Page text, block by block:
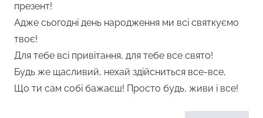
презент!
Адже сьогодні день народження ми всі святкуємо
твоє!
Для тебе всі привітання, для тебе все свято!
Будь же щасливий, нехай здійсниться все-все,
Що ти сам собі бажаєш! Просто будь, живи і все!